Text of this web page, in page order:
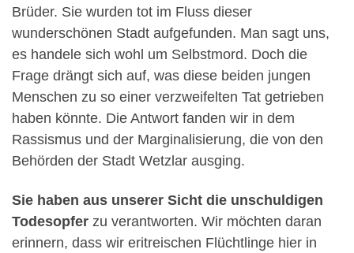
Brüder. Sie wurden tot im Fluss dieser
wunderschönen Stadt aufgefunden. Man sagt uns,
es handele sich wohl um Selbstmord. Doch die
Frage drängt sich auf, was diese beiden jungen
Menschen zu so einer verzweifelten Tat getrieben
haben könnte. Die Antwort fanden wir in dem
Rassismus und der Marginalisierung, die von den
Behörden der Stadt Wetzlar ausging.
Sie haben aus unserer Sicht die unschuldigen
Todesopfer zu verantworten. Wir möchten daran
erinnern, dass wir eritreischen Flüchtlinge hier in